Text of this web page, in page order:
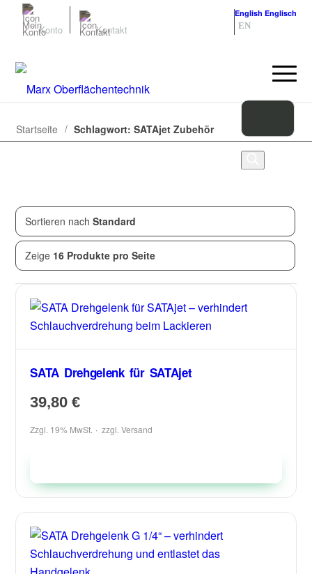
Konto Kontakt
English Englisch
EN
Startseite / Schlagwort: SATAjet Zubehör
Sortieren nachStandard
Zeige 16 Produkte pro Seite
Zeige5von5Produkten
SATA Drehgelenk für SATAjet
39,80€
Zzgl. 19% MwSt. zzgl.Versand